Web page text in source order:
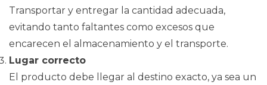
Transportar y entregar la cantidad adecuada,
evitando tanto faltantes como excesos que
encarecen el almacenamiento y el transporte.
Lugar correcto
El producto debe llegar al destino exacto, ya sea un